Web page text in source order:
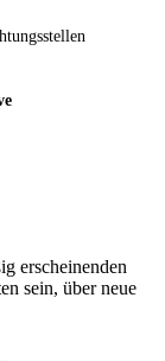
erscheinenden
sein, über neue